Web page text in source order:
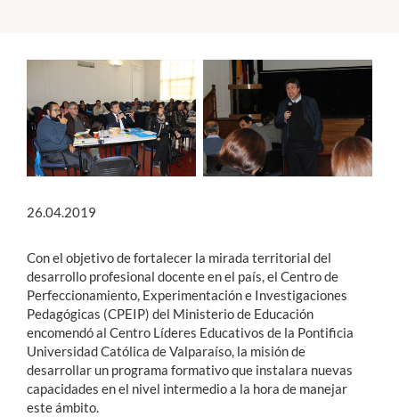
26.04.2019
Con el objetivo de fortalecer la mirada territorial del
desarrollo profesional docente en el país, el Centro de
Perfeccionamiento, Experimentación e Investigaciones
Pedagógicas (CPEIP) del Ministerio de Educación
encomendó al Centro Líderes Educativos de la Pontificia
Universidad Católica de Valparaíso, la misión de
desarrollar un programa formativo que instalara nuevas
capacidades en el nivel intermedio a la hora de manejar
este ámbito.